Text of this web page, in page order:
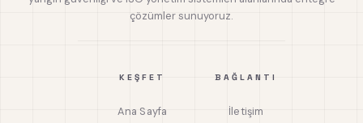
çözümler sunuyoruz.
KEŞFET
Ana Sayfa
BAĞLANTI
İletişim